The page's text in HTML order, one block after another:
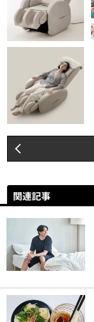
関連記事